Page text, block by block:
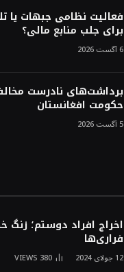
فعالیت نظامی جبهات یا
برای جلب منابع مالی؟
6 آگست 2026
برداشت‌های نادرست
حکومت افغانستان
5 آگست 2026
اخراج افراد دوستم؛
فراری‌ها
12 جولای 2024 380
VIEWS